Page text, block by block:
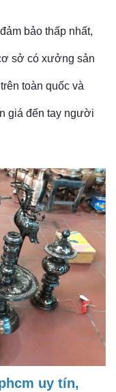
bảo thấp nhất,
sở có xưởng sản
toàn quốc và
giá đến tay người
uy tín,